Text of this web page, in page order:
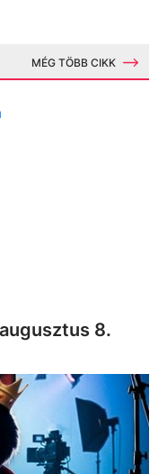
MÉG TÖBB CIKK
8.